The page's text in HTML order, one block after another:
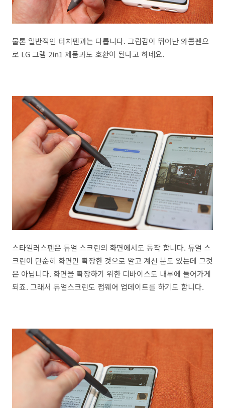
물론 일반적인 터치펜과는 다릅니다. 그립감이 뛰어난 와콤펜으
로 LG 그램 2in1 제품과도 호환이 된다고 하네요.
스타일러스펜은 듀얼 스크린의 화면에서도 동작 합니다. 듀얼 스
크린이 단순히 화면만 확장한 것으로 알고 계신 분도 있는데 그것
은 아닙니다. 화면을 확장하기 위한 디바이스도 내부에 들어가게
되죠. 그래서 듀얼스크린도 펌웨어 업데이트를 하기도 합니다.